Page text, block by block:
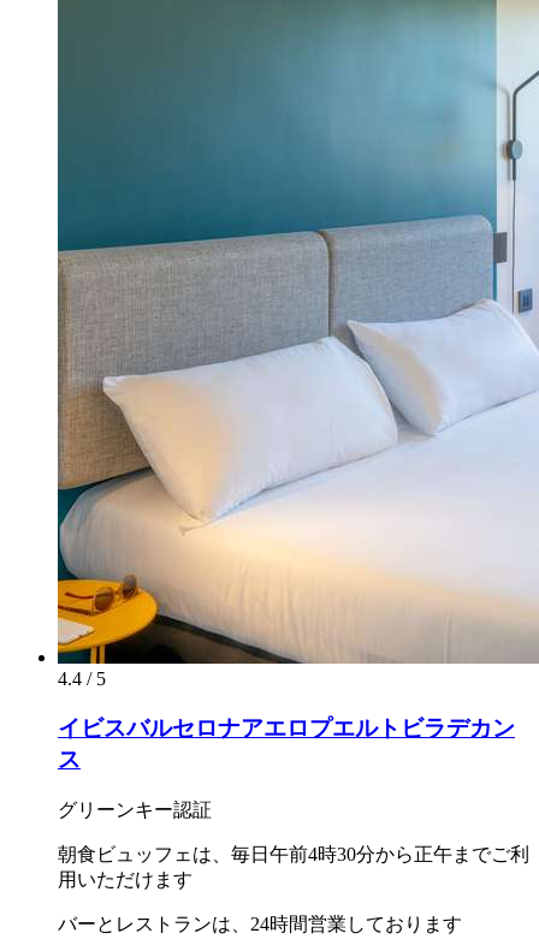
4.4 / 5
イビスバルセロナアエロプエルトビラデカン
ス
グリーンキー認証
朝食ビュッフェは、毎日午前4時30分から正午までご利
用いただけます
バーとレストランは、24時間営業しております